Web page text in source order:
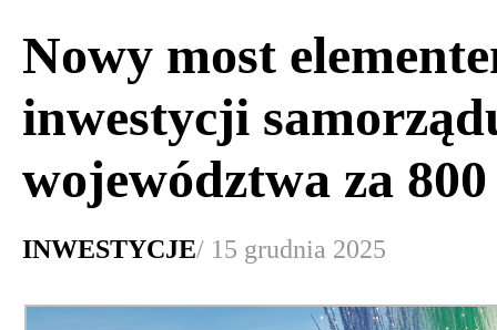
Nowy most
inwestycji
województwa za 800
INWESTYCJE/ 15 grudnia 2025